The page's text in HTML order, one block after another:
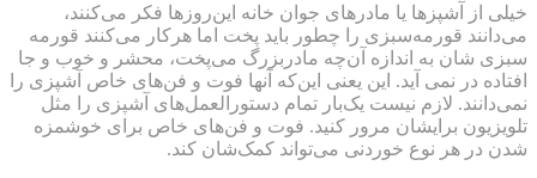
خیلی از آشپزها یا مادرهای جوان خانه این‌روزها فکر می‌کنند،
می‌دانند قورمه‌سبزی را چطور باید پخت اما هرکار می‌کنند قورمه‌
سبزی شان به اندازه آن‌چه مادربزرگ می‌پخت،‌ محشر و خوب و جا
افتاده در نمی ‌آید. این یعنی این‌که آنها فوت و فن‌های خاص آشپزی را
نمی‌دانند. لازم نیست یک‌بار تمام دستورالعمل‌های آشپزی را مثل
تلویزیون برایشان مرور کنید. فوت و فن‌های خاص برای خوشمزه
شدن در هر نوع خوردنی می‌تواند کمک‌شان کند.